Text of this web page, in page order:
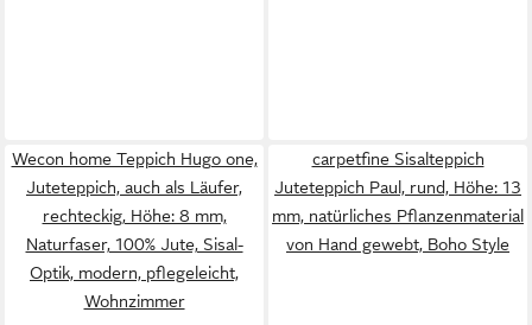
Wecon home Teppich Hugo one,
Juteteppich, auch als Läufer,
rechteckig, Höhe: 8 mm,
Naturfaser, 100% Jute, Sisal-
Optik, modern, pflegeleicht,
Wohnzimmer
carpetfine Sisalteppich
Juteteppich Paul, rund, Höhe: 13
mm, natürliches Pflanzenmaterial
von Hand gewebt, Boho Style